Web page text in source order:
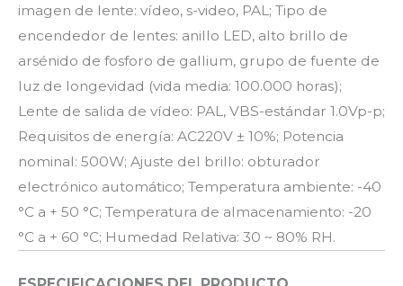
imagen de lente: vídeo, s-video, PAL; Tipo de
encendedor de lentes: anillo LED, alto brillo de
arsénido de fosforo de gallium, grupo de fuente de
luz de longevidad (vida media: 100.000 horas);
Lente de salida de vídeo: PAL, VBS-estándar 1.0Vp-p;
Requisitos de energía: AC220V ± 10%; Potencia
nominal: 500W; Ajuste del brillo: obturador
electrónico automático; Temperatura ambiente: -40
°C a + 50 °C; Temperatura de almacenamiento: -20
°C a + 60 °C; Humedad Relativa: 30 ~ 80% RH.